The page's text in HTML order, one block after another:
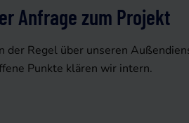
Anfrage zum Projekt
der Regel über unseren
Punkte klären wir intern.